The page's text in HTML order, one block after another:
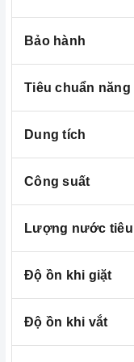
2. Các chức
Bosch 8kg/5kg
HMH.WDU28560GB
Máy giặt kết hợp
bên không chỉ
còn mang đến sự
thiết bị trong quá
Bảo hành
Tiêu chuẩn
Dung tích
Công suất
Lượng nước
Độ ồn khi giặt
Độ ồn khi vắt